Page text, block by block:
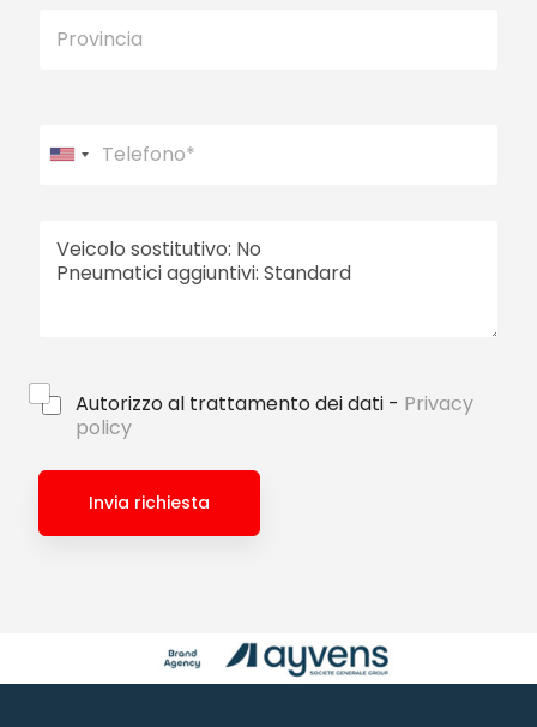
U
t
e
t
+
Autorizzo al trattamento dei dati - Privacy
policy
Invia richiesta